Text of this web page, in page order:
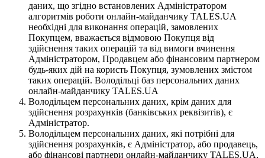
даних, що згідно встановлених Адміністратором
алгоритмів роботи онлайн-майданчику TALES.UA
необхідні для виконання операцій, замовлених
Покупцем, вважається відмовою Покупця від
здійснення таких операцій та від вимоги вчинення
Адміністратором, Продавцем або фінансовим партнером
будь-яких дій на користь Покупця, зумовлених змістом
таких операцій. Володільці баз персональних даних
онлайн-майданчику TALES.UA
Володільцем персональних даних, крім даних для
здійснення розрахунків (банківських реквізитів), є
Адміністратор.
Володільцем персональних даних, які потрібні для
здійснення розрахунків, є Адміністратор, або продавець,
або фінансові партнери онлайн-майданчику TALES.UA,